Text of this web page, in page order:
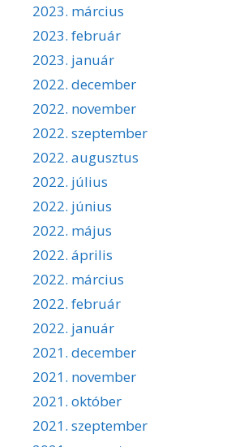
2023. március
2023. február
2023. január
2022. december
2022. november
2022. szeptember
2022. augusztus
2022. július
2022. június
2022. május
2022. április
2022. március
2022. február
2022. január
2021. december
2021. november
2021. október
2021. szeptember